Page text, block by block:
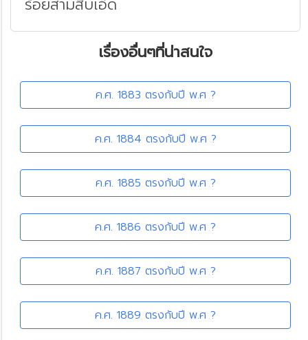
ร้อยสามสิบเอ็ด
เรื่องอื่นๆที่น่าสนใจ
ค.ศ. 1883 ตรงกับปี พ.ศ ?
ค.ศ. 1884 ตรงกับปี พ.ศ ?
ค.ศ. 1885 ตรงกับปี พ.ศ ?
ค.ศ. 1886 ตรงกับปี พ.ศ ?
ค.ศ. 1887 ตรงกับปี พ.ศ ?
ค.ศ. 1889 ตรงกับปี พ.ศ ?